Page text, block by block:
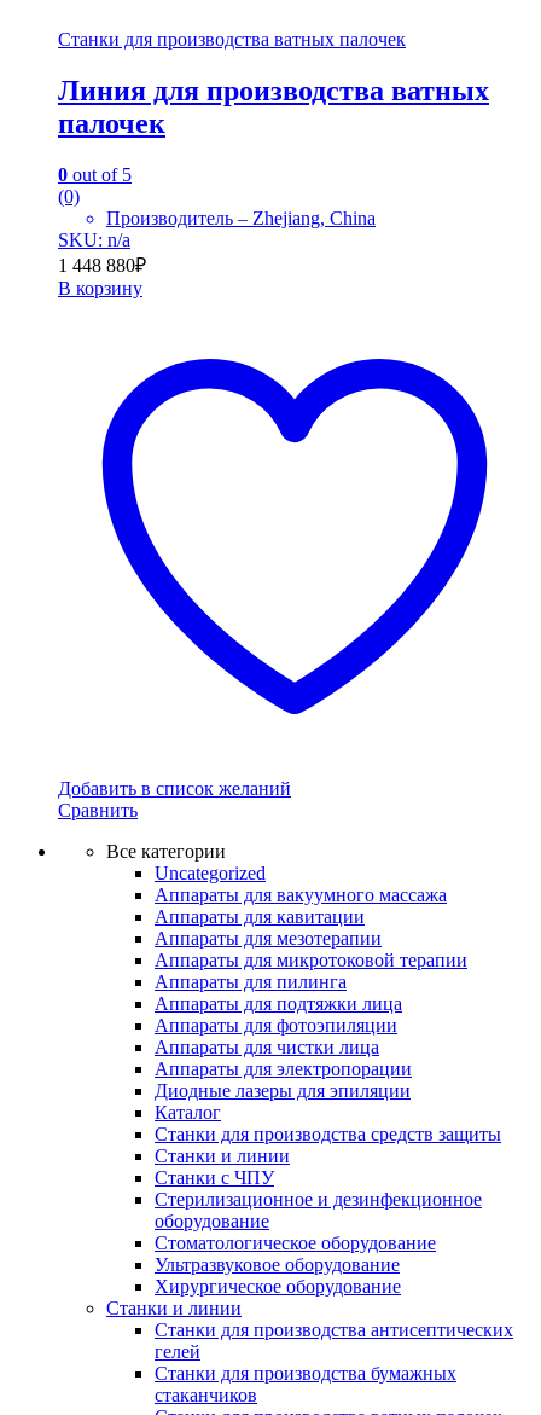
Станки для производства ватных палочек
Линия для производства ватных
палочек
0 out of 5
(0)
Производитель – Zhejiang, China
SKU: n/a
1 448 880₽
В корзину
Добавить в список желаний
Сравнить
Все категории
Uncategorized
Аппараты для вакуумного массажа
Аппараты для кавитации
Аппараты для мезотерапии
Аппараты для микротоковой терапии
Аппараты для пилинга
Аппараты для подтяжки лица
Аппараты для фотоэпиляции
Аппараты для чистки лица
Аппараты для электропорации
Диодные лазеры для эпиляции
Каталог
Станки для производства средств защиты
Станки и линии
Станки с ЧПУ
Стерилизационное и дезинфекционное
оборудование
Стоматологическое оборудование
Ультразвуковое оборудование
Хирургическое оборудование
Станки и линии
Станки для производства антисептических
гелей
Станки для производства бумажных
стаканчиков